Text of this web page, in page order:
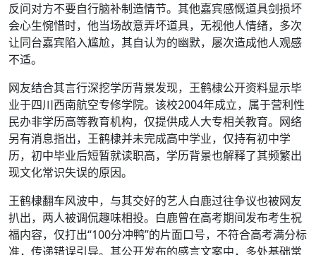
反问对方不要自行脑补制造情节。其他嘉宾感慨道具剑损坏
会心生惋惜时，他当场故意弄坏道具，无视他人情绪，多次
让同台嘉宾陷入尴尬，其自认为的幽默，屡次造成他人观感
不适。
网友结合其言行深挖学历背景发现，王鹤棣公开资料显示毕
业于四川西南航空专修学院。该校2004年成立，属于营利性
民办非学历高等教育机构，仅提供成人大专相关教育。网络
另有消息指出，王鹤棣并未完成高中学业，仅持有初中学
历，初中毕业后短暂就读职高，学历背景也解释了其频繁出
现文化常识失误的原因。
王鹤棣翻车风波中，与其交好的艺人白鹿过往争议也被网友
扒出，两人被调侃趣味相投。白鹿曾在高考期间发布考生祝
福内容，仅打出“100分冲鸭”的片面口号，不符合高考满分标
准，传递错误引导。其公开发布的感言文案中，多处基础常